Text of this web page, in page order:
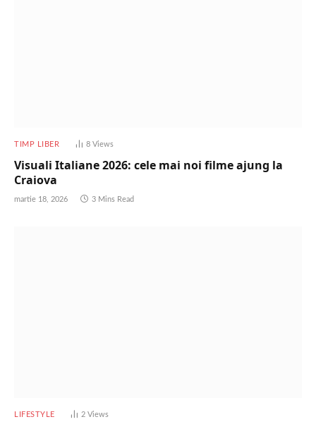
TIMP LIBER 8 Views
Visuali Italiane 2026: cele mai noi filme ajung la
Craiova
martie 18, 2026 3 Mins Read
LIFESTYLE 2 Views